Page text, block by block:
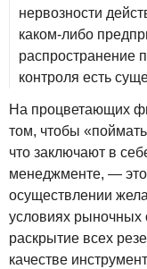
нервозности
каком-либо
распространение
контроля есть
На процветающих
том, чтобы
что заключают в
менеджменте, —
осуществлении
условиях рыночных
раскрытие всех
качестве